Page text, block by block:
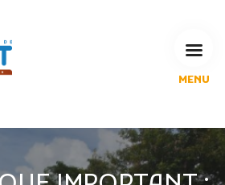
MENU